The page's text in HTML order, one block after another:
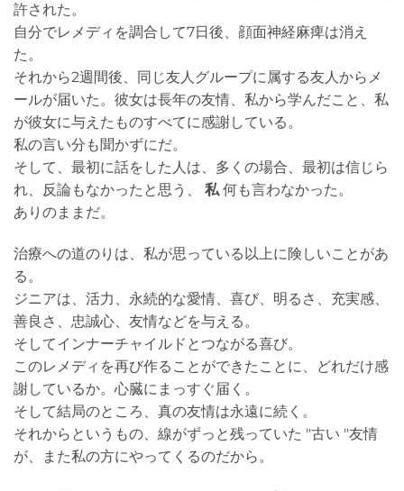
許された。
自分でレメディを調合して7日後、顔面神経麻痺は消え
た。
それから2週間後、同じ友人グループに属する友人からメ
ールが届いた。彼女は長年の友情、私から学んだこと、私
が彼女に与えたものすべてに感謝している。
私の言い分も聞かずにだ。
そして、最初に話をした人は、多くの場合、最初は信じら
れ、反論もなかったと思う、 私何も言わなかった。
ありのままだ。
治療への道のりは、私が思っている以上に険しいことがあ
る。
ジニアは、活力、永続的な愛情、喜び、明るさ、充実感、
善良さ、忠誠心、友情などを与える。
そしてインナーチャイルドとつながる喜び。
このレメディを再び作ることができたことに、どれだけ感
謝しているか。心臓にまっすぐ届く。
そして結局のところ、真の友情は永遠に続く。
それからというもの、線がずっと残っていた "古い "友情
が、また私の方にやってくるのだから。